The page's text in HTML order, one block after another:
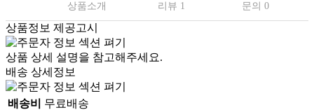
상품소개 리뷰 1 문의 0
상품정보 제공고시
상품 상세 설명을 참고해주세요.
배송 상세정보
배송비
무료배송